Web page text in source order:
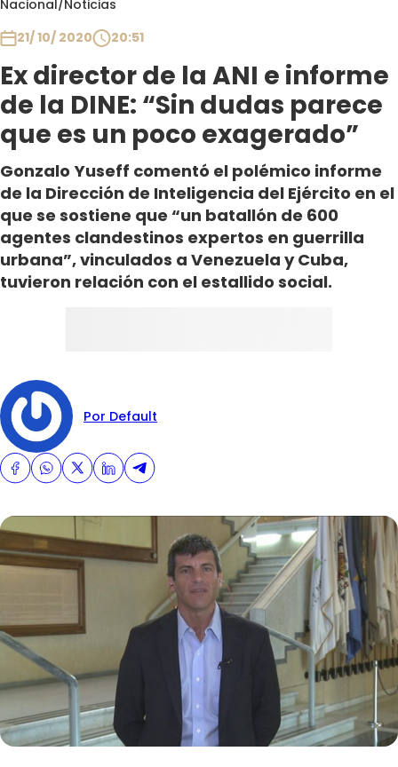
Nacional/Noticias
21/ 10/ 2020
20:51
Ex director de la ANI e informe
de la DINE: “Sin dudas parece
que es un poco exagerado”
Gonzalo Yuseff comentó el polémico informe
de la Dirección de Inteligencia del Ejército en el
que se sostiene que “un batallón de 600
agentes clandestinos expertos en guerrilla
urbana”, vinculados a Venezuela y Cuba,
tuvieron relación con el estallido social.
Por Default
Club De La Comedia
Contigo en Directo
Plan Perfecto
El Tiempo
Sabingo
Todos Los Programas